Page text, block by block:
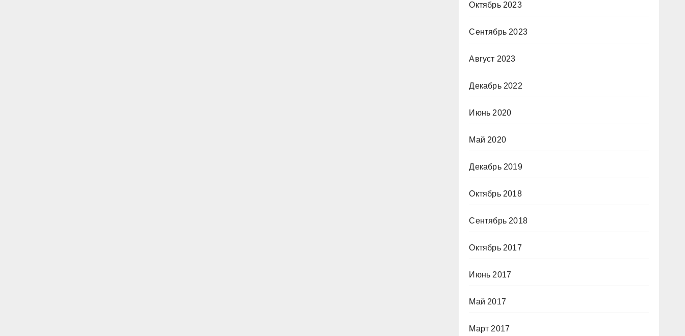
Октябрь 2023
Сентябрь 2023
Август 2023
Декабрь 2022
Июнь 2020
Май 2020
Декабрь 2019
Октябрь 2018
Сентябрь 2018
Октябрь 2017
Июнь 2017
Май 2017
Март 2017